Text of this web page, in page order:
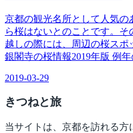
京都の観光名所として人気
ら桜はないとのことです。
越しの際には、周辺の桜スポ
銀閣寺の桜情報2019年版 例
2019-03-29
きつねと旅
当サイトは、京都を訪れる方